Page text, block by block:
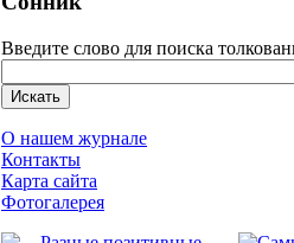
Введите слово для поиска
О нашем журнале
Контакты
Карта сайта
Фотогалерея